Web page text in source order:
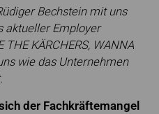
Bechstein mit uns
aktueller Employer
KÄRCHERS, WANNA
wie das Unternehmen
der Fachkräftemangel